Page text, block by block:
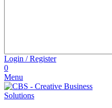
Login / Register
0
Menu